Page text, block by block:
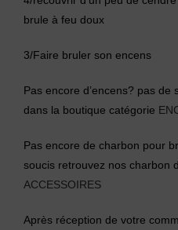
brule à feu doux
3/Faire bruler son encens
Pas encore d’encens? pas
dans la boutique catégorie
Pas encore de charbon pour
soucis retrouvez nos charbon
ACCESSOIRES
Après réception de votre